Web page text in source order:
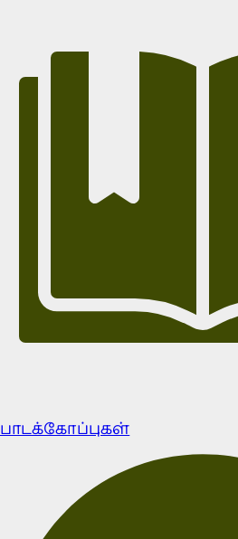
பாடக்கோப்புகள்